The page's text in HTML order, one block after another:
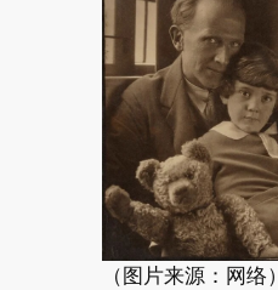
（图片来源：网络）